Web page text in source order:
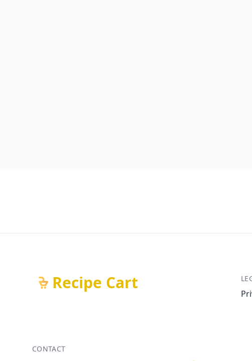
Recipe Cart
CONTACT